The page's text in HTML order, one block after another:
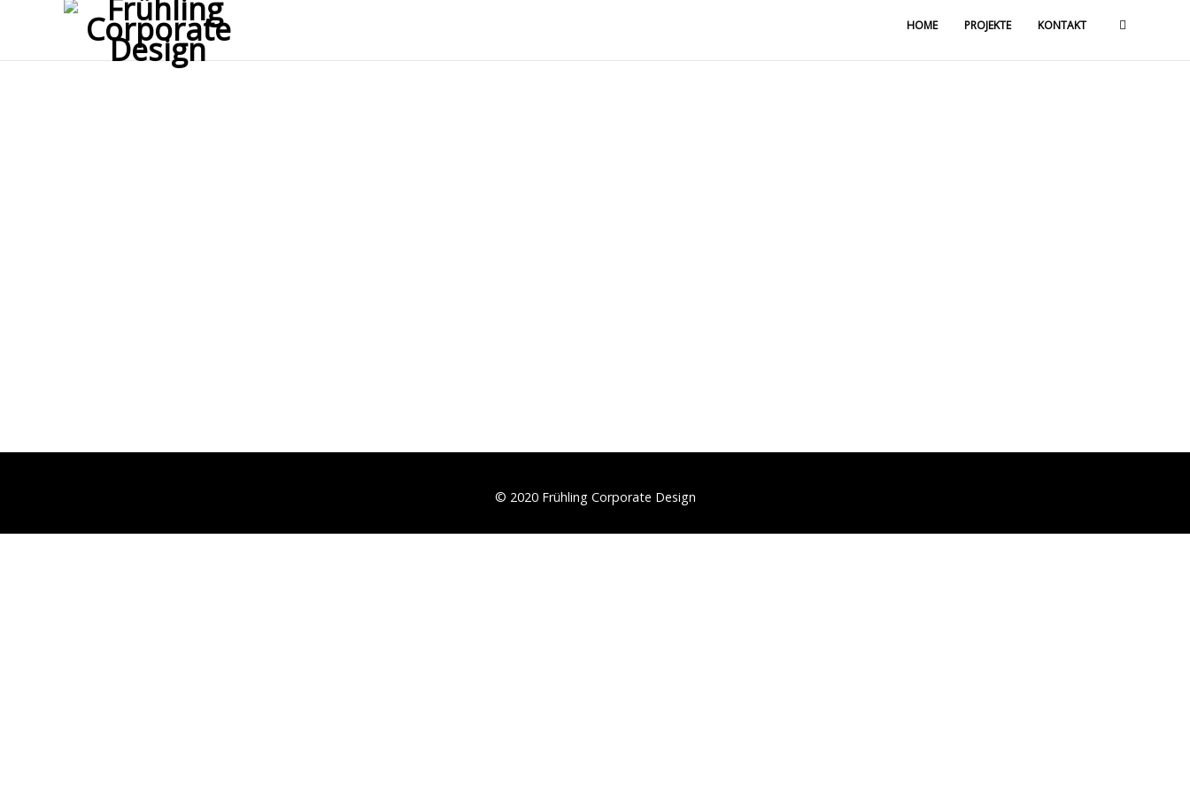
HOME PROJEKTE KONTAKT
01_Voith_CommsCockpit_1000x1000
© 2020 Frühling Corporate Design